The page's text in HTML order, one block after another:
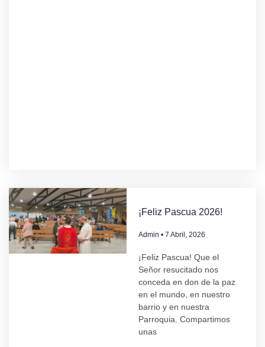
¡Feliz Pascua 2026!
Admin 7 Abril, 2026
¡Feliz Pascua! Que el
Señor resucitado nos
conceda en don de la paz
en el mundo, en nuestro
barrio y en nuestra
Parroquia. Compartimos
unas